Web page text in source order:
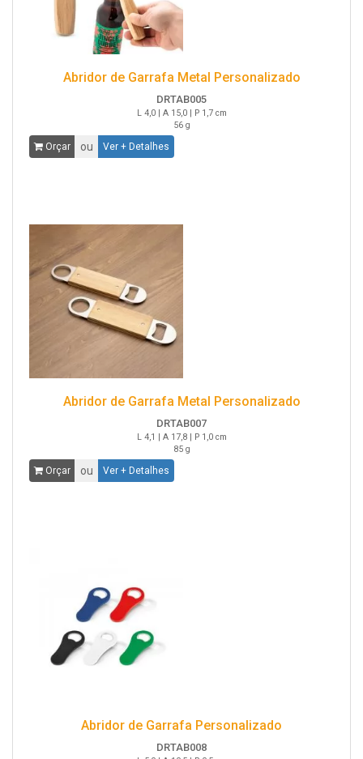
Abridor de Garrafa Metal Personalizado
DRTAB005
L 4,0 | A 15,0 | P 1,7 cm
56 g
Orçar ou Ver + Detalhes
Abridor de Garrafa Metal Personalizado
DRTAB007
L 4,1 | A 17,8 | P 1,0 cm
85 g
Orçar ou Ver + Detalhes
Abridor de Garrafa Personalizado
DRTAB008